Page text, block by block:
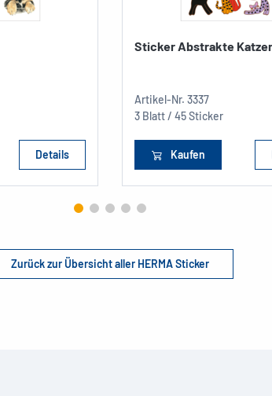
Details
Sticker Abstrakte
Artikel-Nr. 3337
3 Blatt / 45 Sticker
Kaufen
Zurück zur Übersicht aller HERMA Sticker